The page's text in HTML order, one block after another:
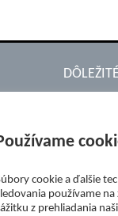
Nadácia
ŽP
ŠK
cookie a ďalšie
používame na
z prehliadania